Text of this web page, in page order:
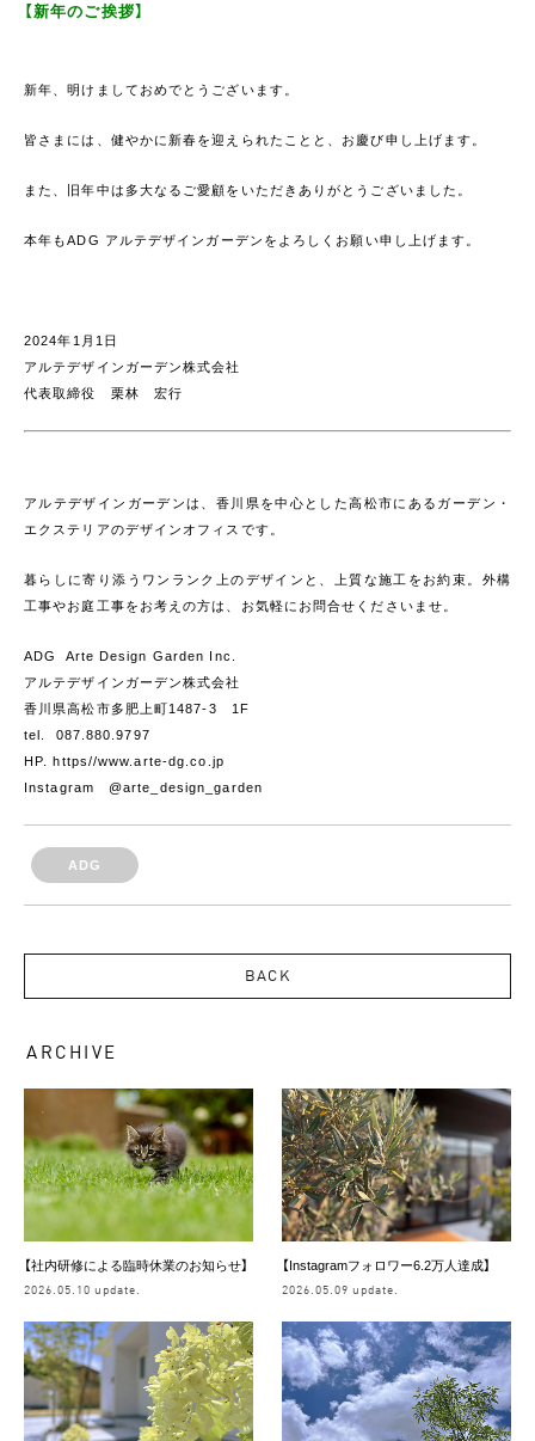
【新年のご挨拶】
新年、明けましておめでとうございます。
皆さまには、健やかに新春を迎えられたことと、お慶び申し上げます。
また、旧年中は多大なるご愛顧をいただきありがとうございました。
本年もADG アルテデザインガーデンをよろしくお願い申し上げます。
2024年1月1日
アルテデザインガーデン株式会社
代表取締役 栗林 宏行
アルテデザインガーデンは、香川県を中心とした高松市にあるガーデン・
エクステリアのデザインオフィスです。
暮らしに寄り添うワンランク上のデザインと、上質な施工をお約束。外構
工事やお庭工事をお考えの方は、お気軽にお問合せくださいませ。
ADG Arte Design Garden Inc.
アルテデザインガーデン株式会社
香川県高松市多肥上町1487-3 1F
tel. 087.880.9797
HP. https//www.arte-dg.co.jp
Instagram @arte_design_garden
ADG
BACK
ARCHIVE
【社内研修による臨時休業のお知らせ】
2026.05.10 update.
【Instagramフォロワー6.2万人達成】
2026.05.09 update.